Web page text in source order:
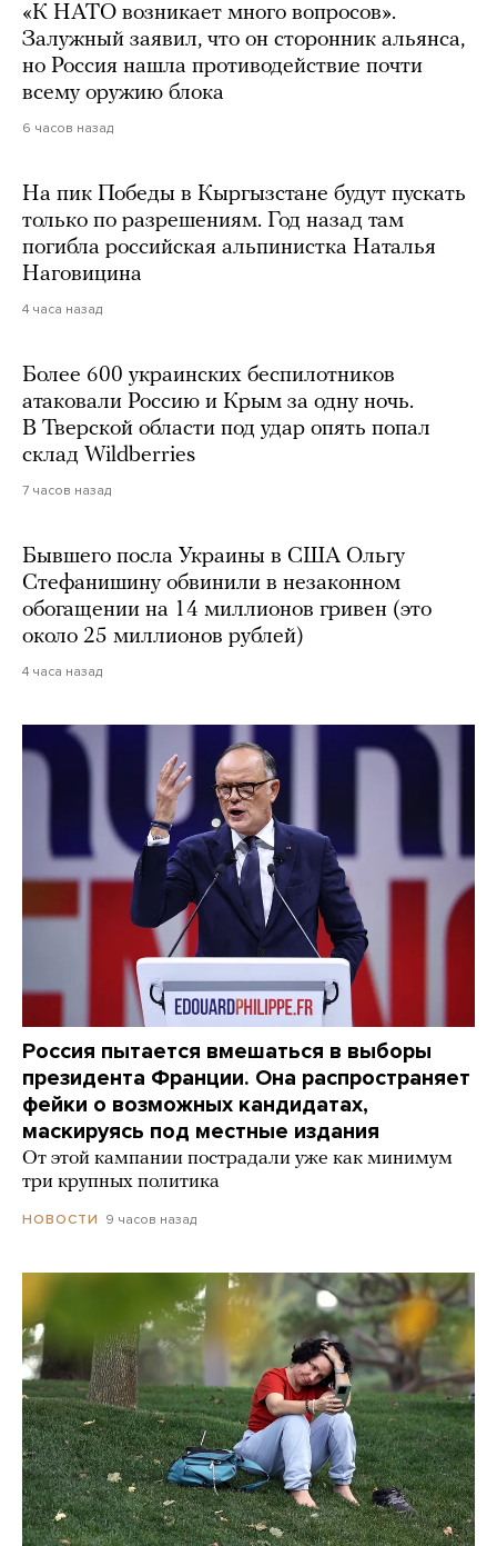
«К НАТО возникает много вопросов».
Залужный заявил, что он сторонник альянса,
но Россия нашла противодействие почти
всему оружию блока
6 часов назад
На пик Победы в Кыргызстане будут пускать
только по разрешениям. Год назад там
погибла российская альпинистка Наталья
Наговицина
4 часа назад
Более 600 украинских беспилотников
атаковали Россию и Крым за одну ночь.
В Тверской области под удар опять попал
склад Wildberries
7 часов назад
Бывшего посла Украины в США Ольгу
Стефанишину обвинили в незаконном
обогащении на 14 миллионов гривен (это
около 25 миллионов рублей)
4 часа назад
Россия пытается вмешаться в выборы
президента Франции. Она распространяет
фейки о возможных кандидатах,
маскируясь под местные издания
От этой кампании пострадали уже как минимум
три крупных политика
НОВОСТИ 9 часов назад